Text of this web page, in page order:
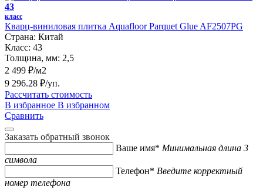
43
класс
Кварц-виниловая плитка Aquafloor Parquet Glue AF2507PG
Страна: Китай
Класс: 43
Толщина, мм: 2,5
2 499 ₽/м2
9 296.28 ₽/уп.
Рассчитать стоимость
В избранное В избранном
Сравнить
Заказать обратный звонок
Ваше имя* Минимальная длина 3
символа
Телефон* Введите корректный
номер телефона